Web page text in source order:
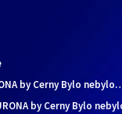
by Cerny Bylo
by Cerny Bylo